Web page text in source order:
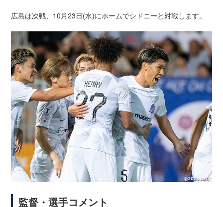
広島は次戦、10月23日(水)にホームでシドニーと対戦します。
監督・選手コメント